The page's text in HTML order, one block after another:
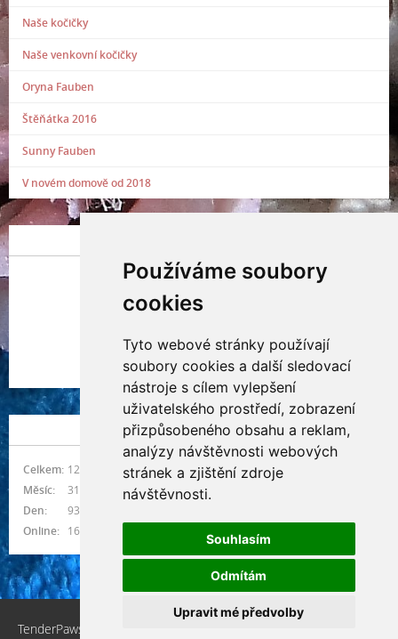
Používáme soubory
cookies
Tyto webové stránky používají
soubory cookies a další sledovací
nástroje s cílem vylepšení
uživatelského prostředí, zobrazení
přizpůsobeného obsahu a reklam,
analýzy návštěvnosti webových
stránek a zjištění zdroje
návštěvnosti.
Souhlasím
Odmítám
Upravit mé předvolby
Naše kočičky
Naše venkovní kočičky
Oryna Fauben
Štěňátka 2016
Sunny Fauben
V novém domově od 2018
Indianna Ryve
Nostra, CZ
NÁVŠTĚVNOST
Online: 16
Celkem: 1215124
Měsíc:
31438
Den:
931
TenderPaws, CZ © 2026 eStránky.cz